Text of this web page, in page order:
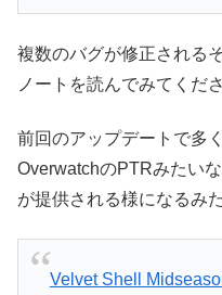
複数のバグが修正される
ノートを読んでみてくださ
前回のアップデートで多
OverwatchのPTRみたい
が提供される様になるみ
Velvet Shell